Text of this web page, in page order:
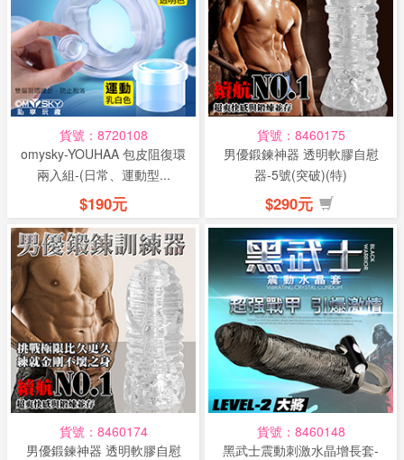
貨號：8720108
omysky-YOUHAA 包皮阻復環
兩入組-(日常、運動型...
$190元
貨號：8460175
男優鍛鍊神器 透明軟膠自慰
器-5號(突破)(特)
$290元
貨號：8460174
男優鍛鍊神器 透明軟膠自慰
貨號：8460148
黑武士震動刺激水晶增長套-